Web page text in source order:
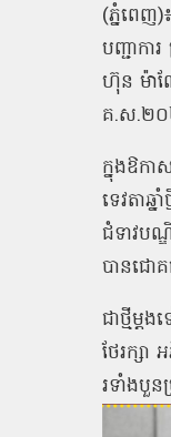
(ភ្នំពេញ
បញ្ជាក
ហ៊ុន ម៉ាណ
គ.ស.២
ក្នុងឱក
ទេវតាឆ្
ជំទាវប
បានជោ
ជាថ្មីម្ដ
ថែរក្ស
រទាំងបួ